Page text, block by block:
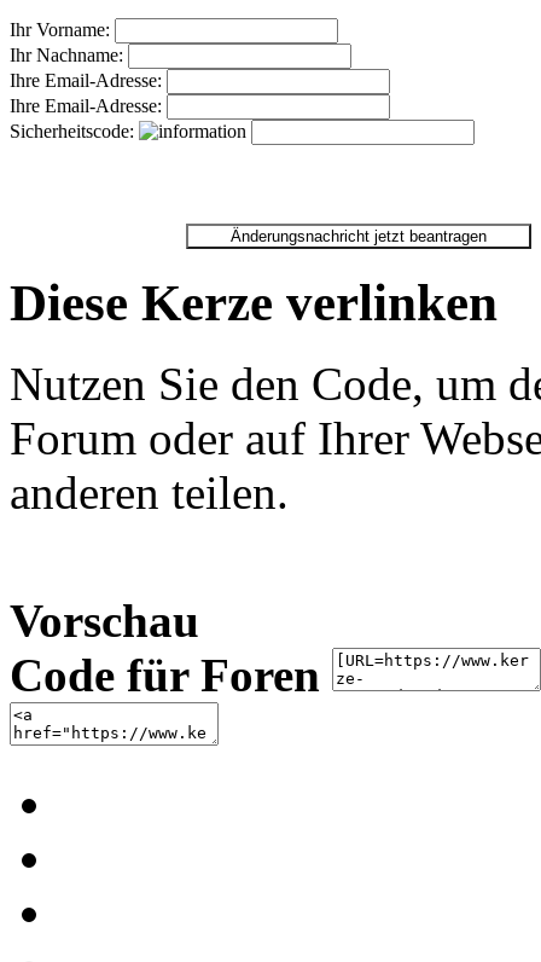
Ihr Vorname:
Ihr Nachname:
Ihre Email-Adresse:
Ihre Email-Adresse:
Sicherheitscode:
Diese Kerze verlinken
Nutzen Sie den Code, um
Forum oder auf Ihrer
anderen teilen.
Vorschau
Code für Foren